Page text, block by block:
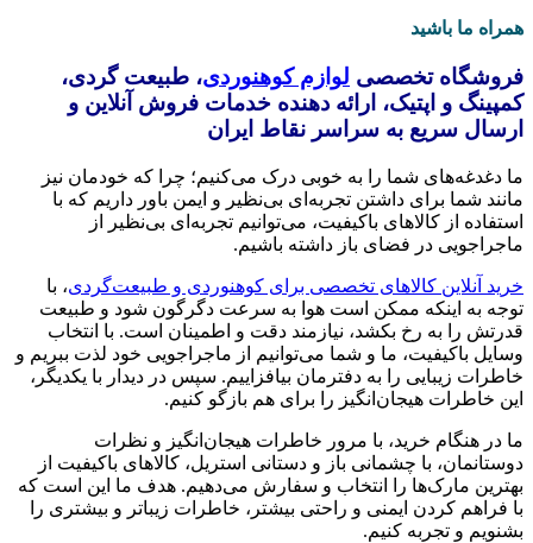
همراه ما باشید
فروشگاه تخصصی لوازم کوهنوردی، طبیعت گردی،
کمپینگ و اپتیک، ارائه دهنده خدمات فروش آنلاین و
ارسال سریع به سراسر نقاط ایران
ما دغدغه‌های شما را به خوبی درک می‌کنیم؛ چرا که خودمان نیز
مانند شما برای داشتن تجربه‌ای بی‌نظیر و ایمن باور داریم که با
استفاده از کالاهای باکیفیت، می‌توانیم تجربه‌ای بی‌نظیر از
ماجراجویی در فضای باز داشته باشیم.
خرید آنلاین کالاهای تخصصی برای کوهنوردی و طبیعت‌گردی، با
توجه به اینکه ممکن است هوا به سرعت دگرگون شود و طبیعت
قدرتش را به رخ بکشد، نیازمند دقت و اطمینان است. با انتخاب
وسایل باکیفیت، ما و شما می‌توانیم از ماجراجویی خود لذت ببریم و
خاطرات زیبایی را به دفترمان بیافزاییم. سپس در دیدار با یکدیگر،
این خاطرات هیجان‌انگیز را برای هم بازگو کنیم.
ما در هنگام خرید، با مرور خاطرات هیجان‌انگیز و نظرات
دوستانمان، با چشمانی باز و دستانی استریل، کالاهای باکیفیت از
بهترین مارک‌ها را انتخاب و سفارش می‌دهیم. هدف ما این است که
با فراهم کردن ایمنی و راحتی بیشتر، خاطرات زیباتر و بیشتری را
بشنویم و تجربه کنیم.